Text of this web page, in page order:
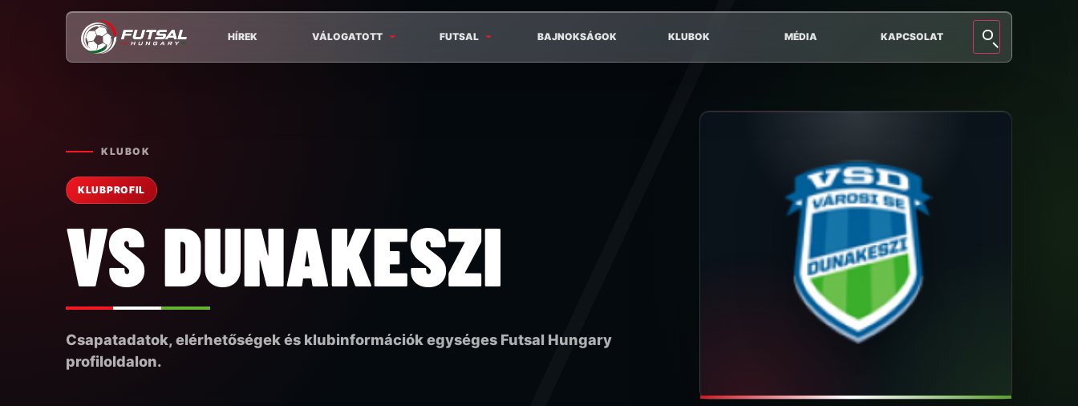
HÍREK VÁLOGATOTT FUTSAL BAJNOKSÁGOK KLUBOK MÉDIA KAPCSOLAT
KLUBOK
KLUBPROFIL
VS DUNAKESZI
Csapatadatok, elérhetőségek és klubinformációk egységes Futsal Hungary
profiloldalon.